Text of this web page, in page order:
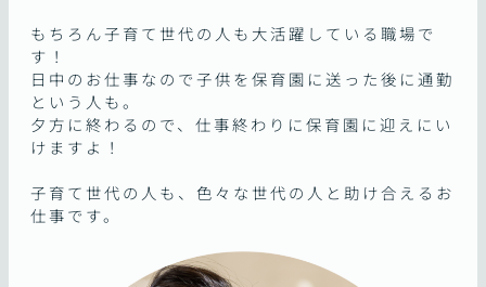
もちろん子育て世代の人も大活躍している職場で
す！
日中のお仕事なので子供を保育園に送った後に通勤
という人も。
夕方に終わるので、仕事終わりに保育園に迎えにい
けますよ！
子育て世代の人も、色々な世代の人と助け合えるお
仕事です。